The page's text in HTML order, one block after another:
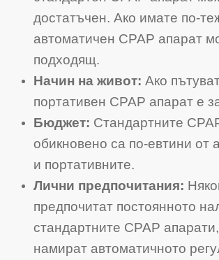
достатъчен. Ако имате по-
автоматичен CPAP апарат
подходящ.
Начин на живот: Ако
портативен CPAP апарат е
Бюджет: Стандартните
обикновено са по-евтини от
и портативните.
Лични предпочитания:
предпочитат постоянното
стандартните CPAP
намират автоматичното